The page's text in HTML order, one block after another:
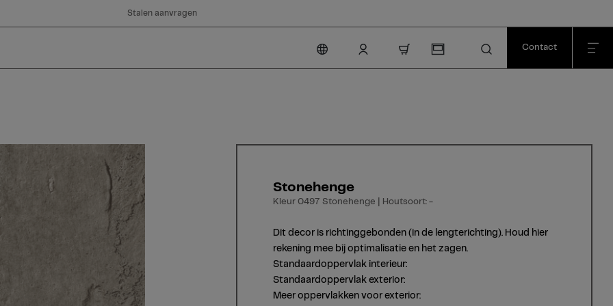
Stalen aanvragen
Contact
Stonehenge
Kleur 0497 Stonehenge | Houtsoort: -
Dit decor is richtinggebonden (in de lengterichting). Houd hier
rekening mee bij optimalisatie en het zagen.
Standaardoppervlak interieur:
Standaardoppervlak exterior:
Meer oppervlakken voor exterior: